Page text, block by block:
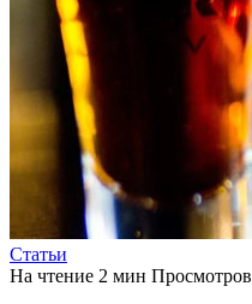
Статьи
На чтение 2 мин Просмотров